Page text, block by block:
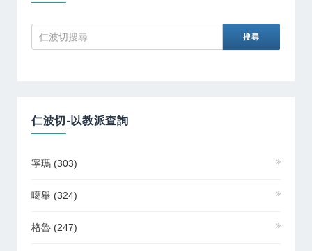
仁波切-以教派查詢
寧瑪 (303)
噶舉 (324)
格魯 (247)